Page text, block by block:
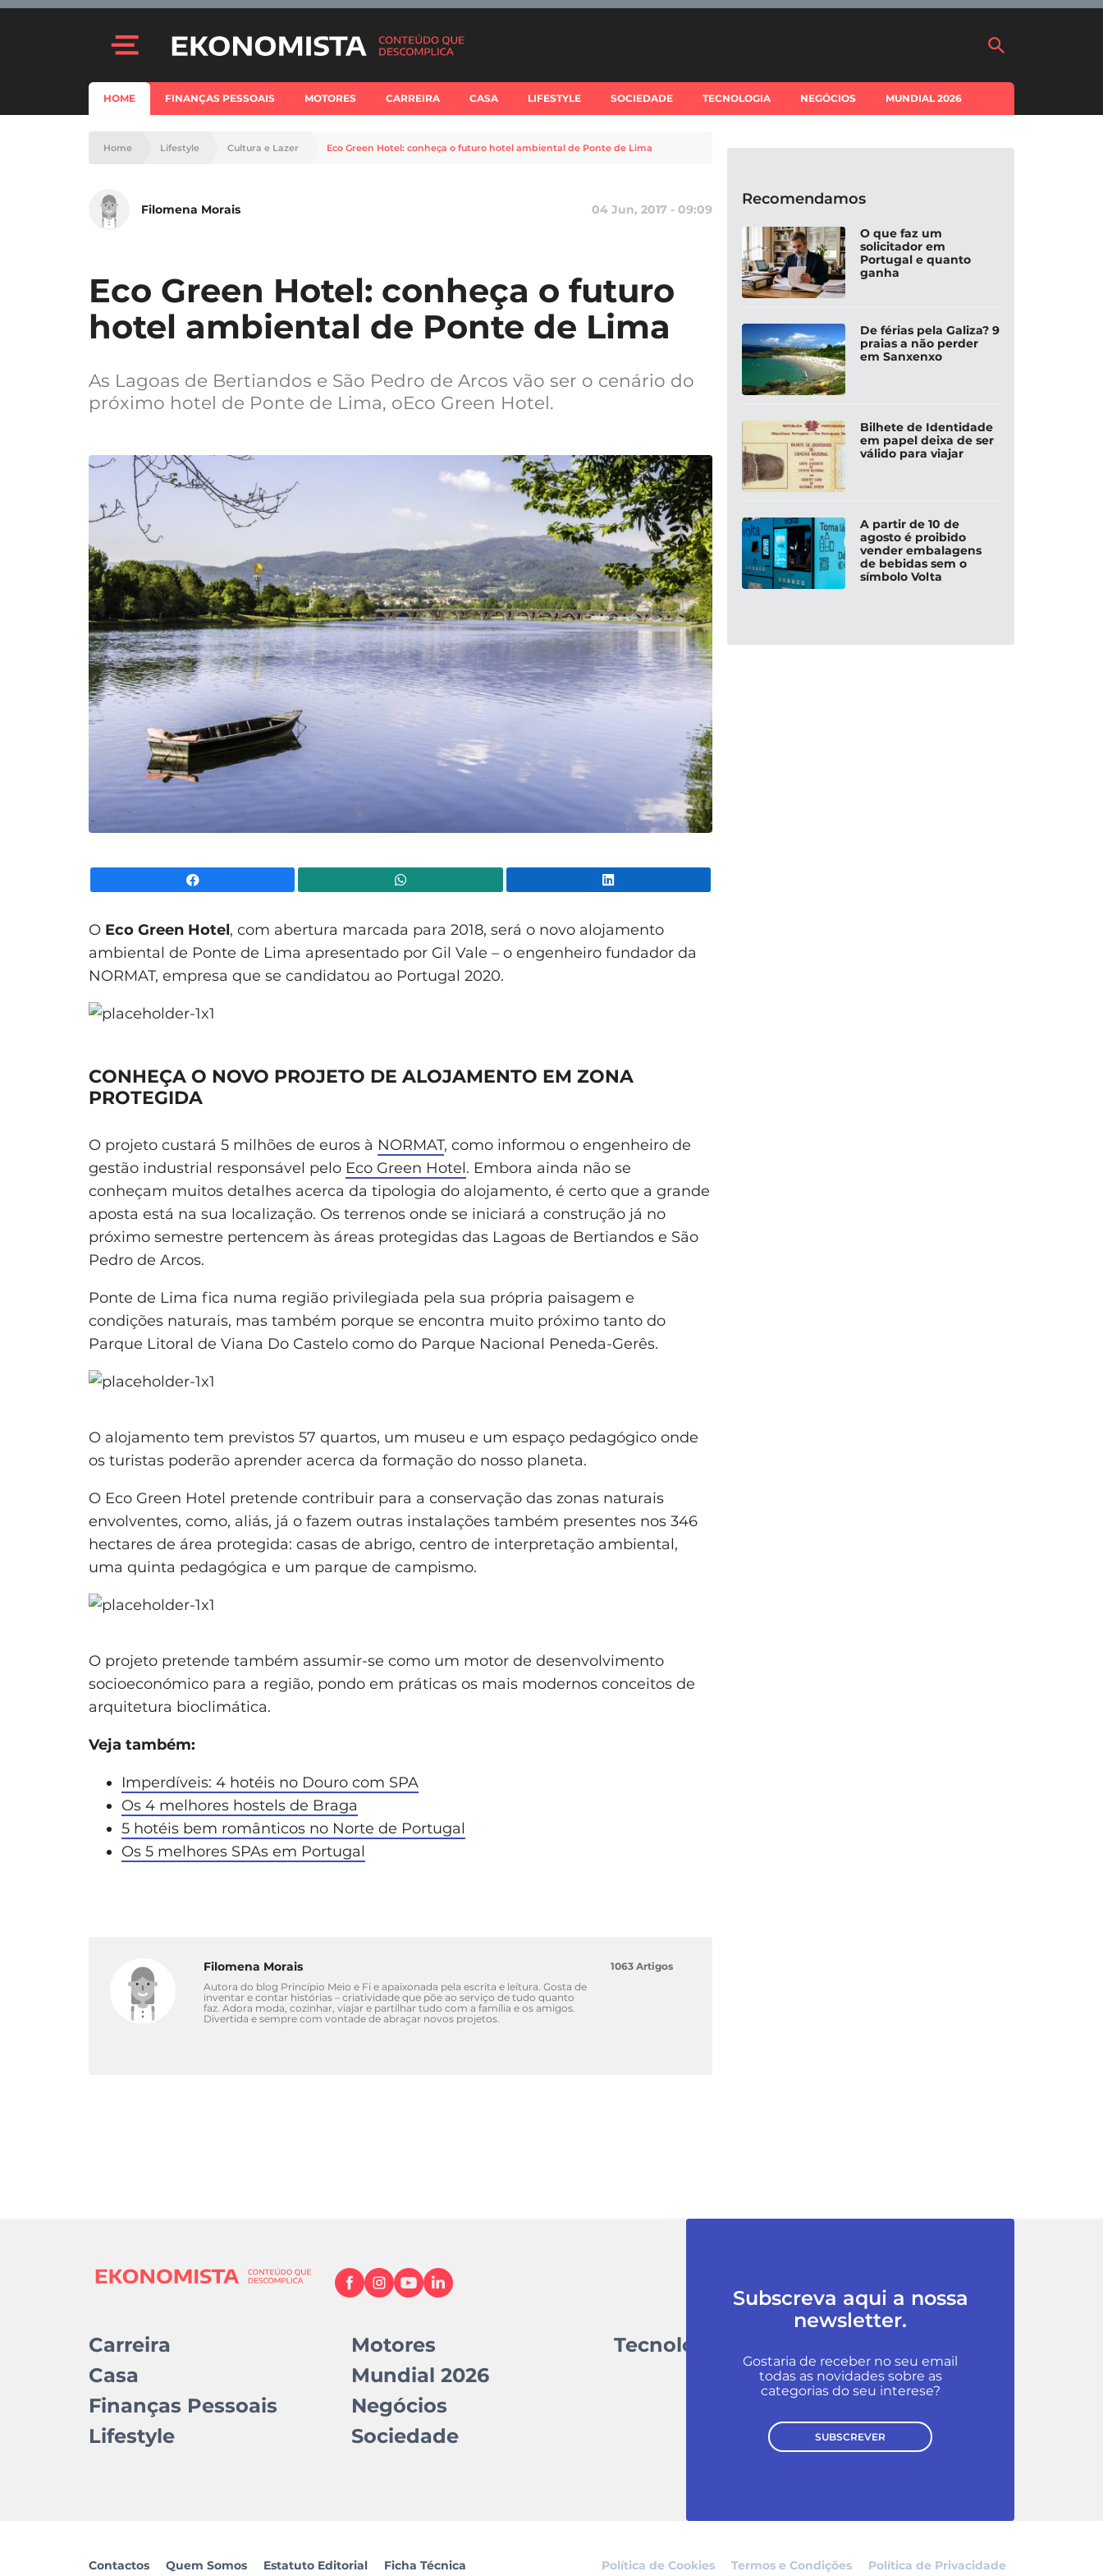
HOME FINANÇAS PESSOAIS MOTORES CARREIRA CASA LIFESTYLE SOCIEDADE TECNOLOGIA NEGÓCIOS MUNDIAL 2026
Home Lifestyle Cultura e Lazer Eco Green Hotel: conheça o futuro hotel ambiental de Ponte de Lima
Filomena Morais 04 Jun, 2017 - 09:09
Eco Green Hotel: conheça o futuro
hotel ambiental de Ponte de Lima
As Lagoas de Bertiandos e São Pedro de Arcos vão ser o cenário do
próximo hotel de Ponte de Lima, oEco Green Hotel.
O Eco Green Hotel, com abertura marcada para 2018, será o novo alojamento
ambiental de Ponte de Lima apresentado por Gil Vale – o engenheiro fundador da
NORMAT, empresa que se candidatou ao Portugal 2020.
CONHEÇA O NOVO PROJETO DE ALOJAMENTO EM ZONA
PROTEGIDA
O projeto custará 5 milhões de euros à NORMAT, como informou o engenheiro de
gestão industrial responsável pelo Eco Green Hotel. Embora ainda não se
conheçam muitos detalhes acerca da tipologia do alojamento, é certo que a grande
aposta está na sua localização. Os terrenos onde se iniciará a construção já no
próximo semestre pertencem às áreas protegidas das Lagoas de Bertiandos e São
Pedro de Arcos.
Ponte de Lima fica numa região privilegiada pela sua própria paisagem e
condições naturais, mas também porque se encontra muito próximo tanto do
Parque Litoral de Viana Do Castelo como do Parque Nacional Peneda-Gerês.
O alojamento tem previstos 57 quartos, um museu e um espaço pedagógico onde
os turistas poderão aprender acerca da formação do nosso planeta.
O Eco Green Hotel pretende contribuir para a conservação das zonas naturais
envolventes, como, aliás, já o fazem outras instalações também presentes nos 346
hectares de área protegida: casas de abrigo, centro de interpretação ambiental,
uma quinta pedagógica e um parque de campismo.
O projeto pretende também assumir-se como um motor de desenvolvimento
socioeconómico para a região, pondo em práticas os mais modernos conceitos de
arquitetura bioclimática.
Veja também:
Imperdíveis: 4 hotéis no Douro com SPA
Os 4 melhores hostels de Braga
5 hotéis bem românticos no Norte de Portugal
Os 5 melhores SPAs em Portugal
Filomena Morais
Autora do blog Princípio Meio e Fi e apaixonada pela escrita e leitura. Gosta de
inventar e contar histórias – criatividade que põe ao serviço de tudo quanto
faz. Adora moda, cozinhar, viajar e partilhar tudo com a família e os amigos.
Divertida e sempre com vontade de abraçar novos projetos.
1063 Artigos
Recomendamos
O que faz um
solicitador em
Portugal e quanto
ganha
De férias pela Galiza? 9
praias a não perder
em Sanxenxo
Bilhete de Identidade
em papel deixa de ser
válido para viajar
A partir de 10 de
agosto é proibido
vender embalagens
de bebidas sem o
símbolo Volta
Carreira
Casa
Finanças Pessoais
Lifestyle
Motores
Mundial 2026
Negócios
Sociedade
Tecnologia
Subscreva aqui a nossa
newsletter.
Gostaria de receber no seu email
todas as novidades sobre as
categorias do seu interese?
SUBSCREVER
Contactos Quem Somos Estatuto Editorial Ficha Técnica Política de Cookies Termos e Condições Política de Privacidade